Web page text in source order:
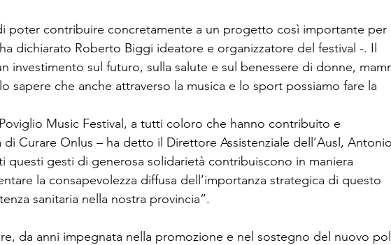
poter contribuire concretamente a un progetto così importante per
dichiarato Roberto Biggi ideatore e organizzatore del festival -. Il
investimento sul futuro, sulla salute e sul benessere di donne,
sapere che anche attraverso la musica e lo sport possiamo fare la
Music Festival, a tutti coloro che hanno contribuito e
di Curare Onlus – ha detto il Direttore Assistenziale dell’Ausl, Antonio
questi gesti di generosa solidarietà contribuiscono in maniera
la consapevolezza diffusa dell’importanza strategica di questo
sanitaria nella nostra provincia”.
da anni impegnata nella promozione e nel sostegno del nuovo